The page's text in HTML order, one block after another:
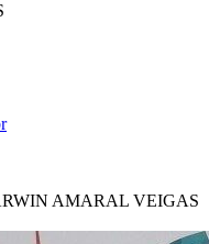
AMARAL VEIGAS